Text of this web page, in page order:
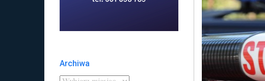
Archiwa